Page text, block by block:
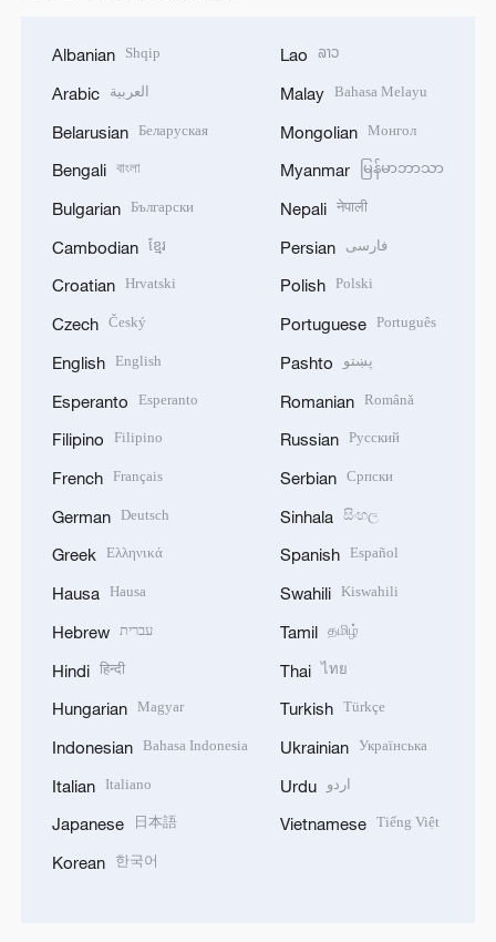
Albanian Shqip
Arabic العربية
Belarusian Беларуская
Bengali বাংলা
Bulgarian Български
Cambodian ខ្មែរ
Croatian Hrvatski
Czech Český
English English
Esperanto Esperanto
Filipino Filipino
French Français
German Deutsch
Greek Ελληνικά
Hausa Hausa
Hebrew עברית
Hindi हिन्दी
Hungarian Magyar
Indonesian Bahasa Indonesia
Italian Italiano
Japanese 日本語
Korean 한국어
Lao ລາວ
Malay Bahasa Melayu
Mongolian Монгол
Myanmar မြန်မာဘာသာ
Nepali नेपाली
Persian فارسی
Polish Polski
Portuguese Português
Pashto پښتو
Romanian Română
Russian Русский
Serbian Српски
Sinhala සිංහල
Spanish Español
Swahili Kiswahili
Tamil தமிழ்
Thai ไทย
Turkish Türkçe
Ukrainian Українська
Urdu اردو
Vietnamese Tiếng Việt